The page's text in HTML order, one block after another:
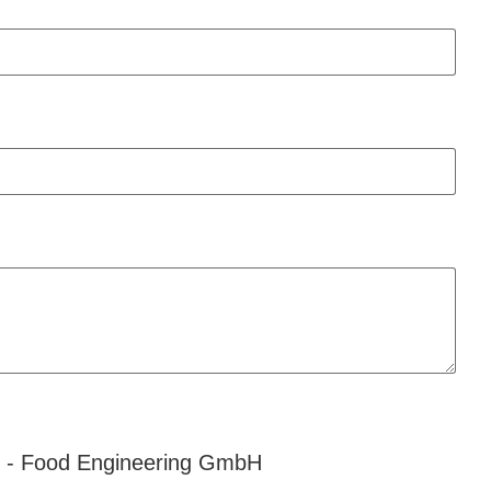
Food Engineering GmbH